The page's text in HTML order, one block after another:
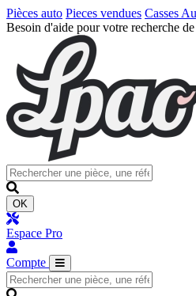
Pièces auto Pieces vendues Casses
Besoin d'aide pour votre recherche
OK
Espace Pro
Compte